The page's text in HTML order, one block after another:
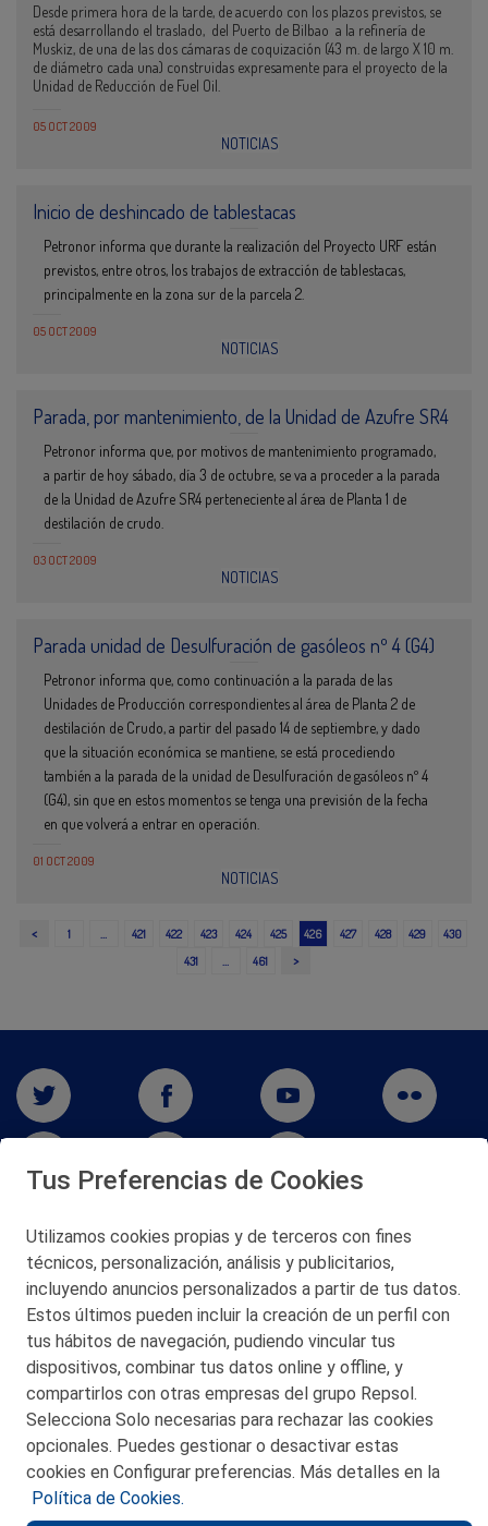
Desde primera hora de la tarde, de acuerdo con los plazos previstos, se
está desarrollando el traslado, del Puerto de Bilbao a la refinería de
Muskiz, de una de las dos cámaras de coquización (43 m. de largo X 10 m.
de diámetro cada una) construidas expresamente para el proyecto de la
Unidad de Reducción de Fuel Oil.
05 OCT 2009
NOTICIAS
Inicio de deshincado de tablestacas
Petronor informa que durante la realización del Proyecto URF están
previstos, entre otros, los trabajos de extracción de tablestacas,
principalmente en la zona sur de la parcela 2.
05 OCT 2009
NOTICIAS
Parada, por mantenimiento, de la Unidad de Azufre SR4
Petronor informa que, por motivos de mantenimiento programado,
a partir de hoy sábado, día 3 de octubre, se va a proceder a la parada
de la Unidad de Azufre SR4 perteneciente al área de Planta 1 de
destilación de crudo.
03 OCT 2009
NOTICIAS
Parada unidad de Desulfuración de gasóleos nº 4 (G4)
Petronor informa que, como continuación a la parada de las
Unidades de Producción correspondientes al área de Planta 2 de
destilación de Crudo, a partir del pasado 14 de septiembre, y dado
que la situación económica se mantiene, se está procediendo
también a la parada de la unidad de Desulfuración de gasóleos nº 4
(G4), sin que en estos momentos se tenga una previsión de la fecha
en que volverá a entrar en operación.
01 OCT 2009
NOTICIAS
< 1 … 421 422 423 424 425 426 427 428 429
430
431
… 461 >
San Martín 5-Edificio Muñatones,
48550 Muskiz (Bizkaia)
Telf. 946 357 000
© 2026 Petronor S.A.
CONTACTO
Tus Preferencias de Cookies
Utilizamos cookies propias y de terceros con fines
técnicos, personalización, análisis y publicitarios,
incluyendo anuncios personalizados a partir de tus datos.
Estos últimos pueden incluir la creación de un perfil con
tus hábitos de navegación, pudiendo vincular tus
dispositivos, combinar tus datos online y offline, y
compartirlos con otras empresas del grupo Repsol.
Selecciona Solo necesarias para rechazar las cookies
opcionales. Puedes gestionar o desactivar estas
cookies en Configurar preferencias. Más detalles en la
Política de Cookies.